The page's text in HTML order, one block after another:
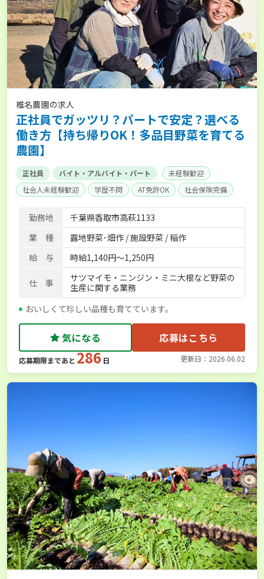
椎名農園の求人
正社員でガッツリ？パートで安定？選べる
働き方【持ち帰りOK！多品目野菜を育てる
農園】
正社員 バイト・アルバイト・パート
未経験歓迎
社会人未経験歓迎
学歴不問 AT免許OK 社会保険完備
勤務地
千葉県香取市高萩1133
業 種
露地野菜･畑作 / 施設野菜 / 稲作
給 与
時給1,140円～1,250円
仕 事
サツマイモ・ニンジン・ミニ大根など野菜の
生産に関する業務
おいしくて珍しい品種も育てています。
気になる 応募はこちら
応募期限まであと 286 日 更新日：2026.06.02